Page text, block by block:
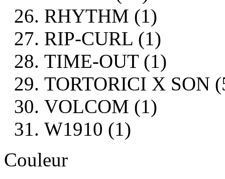
RHYTHM (1)
RIP-CURL (1)
TIME-OUT (1)
TORTORICI X SON
VOLCOM (1)
W1910 (1)
Couleur